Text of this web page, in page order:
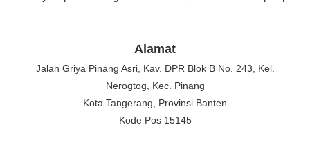
Alamat
Jalan Griya Pinang Asri, Kav. DPR Blok B No. 243, Kel.
Nerogtog, Kec. Pinang
Kota Tangerang, Provinsi Banten
Kode Pos 15145